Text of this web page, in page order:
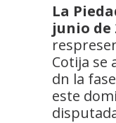
La
junio de
Cotija se
dn la
este